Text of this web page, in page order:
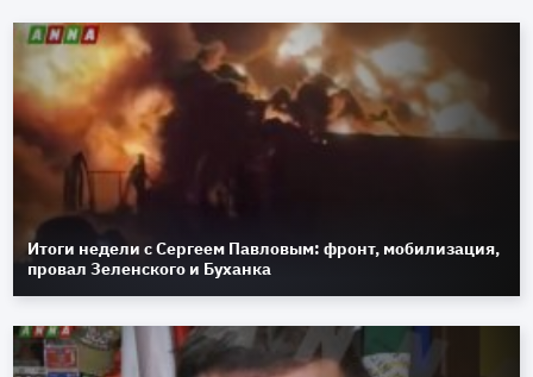
Итоги недели с Сергеем Павловым: фронт, мобилизация,
провал Зеленского и Буханка